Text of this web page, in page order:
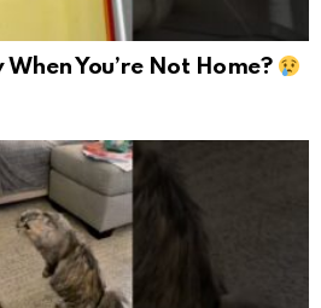
When You’re Not Home?